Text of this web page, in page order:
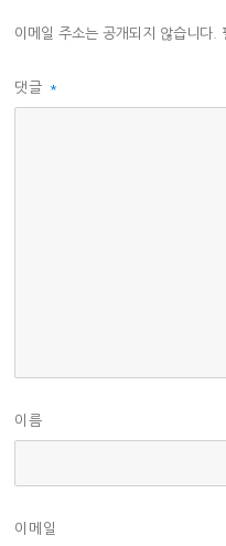
이메일 주소는 공개되지 않습니다.
댓글 *
이름
이메일